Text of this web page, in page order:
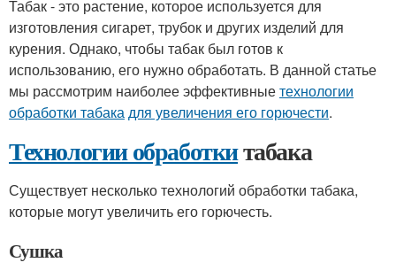
Табак - это растение, которое используется для
изготовления сигарет, трубок и других изделий для
курения. Однако, чтобы табак был готов к
использованию, его нужно обработать. В данной статье
мы рассмотрим наиболее эффективныетехнологии
обработки табакадля увеличения его горючести.
Технологии обработкитабака
Существует несколько технологий обработки табака,
которые могут увеличить его горючесть.
Сушка